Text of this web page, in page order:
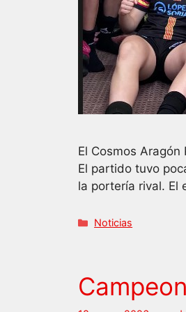
El Cosmos
El partido tuvo
la portería rival. El
Categorías
Noticias